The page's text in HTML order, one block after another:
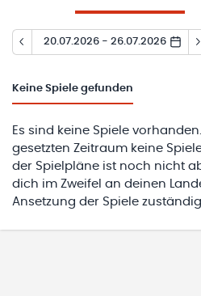
20.07.2026 - 26.07.2026
Keine Spiele gefunden
Es sind keine Spiele
gesetzten Zeitraum keine
der Spielpläne ist noch nicht
dich im Zweifel an deinen
Ansetzung der Spiele